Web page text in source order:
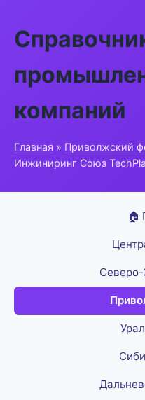
компаний
Главная » Приволжский
Инжиниринг Союз
🏠